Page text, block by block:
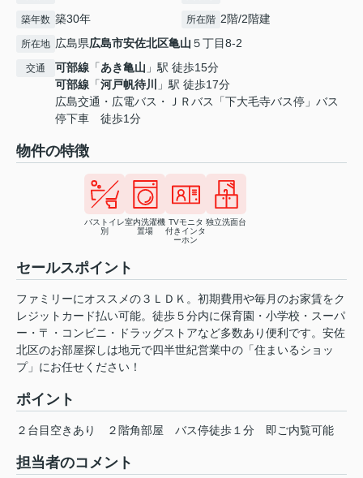
築年数 築30年 所在階 2階/2階建
所在地 広島県広島市安佐北区亀山 ５丁目8-2
交通 可部線 「あき亀山 」駅 徒歩15分
可部線 「河戸帆待川
」駅 徒歩17分
広島交通・広電バス・ＪＲバス「下大毛寺バス停」バス
停下車 徒歩1分
物件の特徴
バストイレ
別
室内洗濯機
置場
TVモニタ
付きインタ
ーホン
独立洗面台
セールスポイント
ファミリーにオススメの３ＬＤＫ。初期費用や毎月のお家賃をク
レジットカード払い可能。徒歩５分内に保育園・小学校・スーパ
ー・〒・コンビニ・ドラッグストアなど多数あり便利です。安佐
北区のお部屋探しは地元で四半世紀営業中の「住まいるショッ
プ」にお任せください！
ポイント
２台目空きあり ２階角部屋 バス停徒歩１分 即ご内覧可能
担当者のコメント